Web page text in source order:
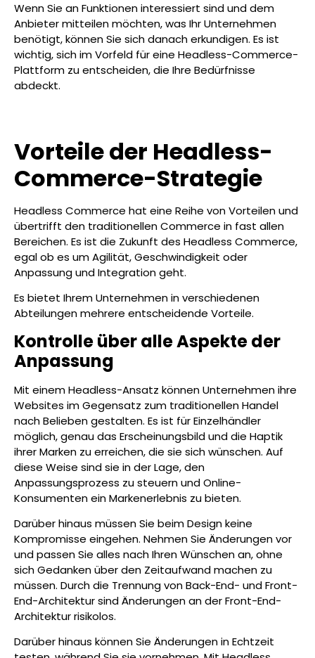
Wenn Sie an Funktionen interessiert sind und dem
Anbieter mitteilen möchten, was Ihr Unternehmen
benötigt, können Sie sich danach erkundigen. Es ist
wichtig, sich im Vorfeld für eine Headless-Commerce-
Plattform zu entscheiden, die Ihre Bedürfnisse
abdeckt.
Vorteile der Headless-
Commerce-Strategie
Headless Commerce hat eine Reihe von Vorteilen und
übertrifft den traditionellen Commerce in fast allen
Bereichen. Es ist die Zukunft des Headless Commerce,
egal ob es um Agilität, Geschwindigkeit oder
Anpassung und Integration geht.
Es bietet Ihrem Unternehmen in verschiedenen
Abteilungen mehrere entscheidende Vorteile.
Kontrolle über alle Aspekte der
Anpassung
Mit einem Headless-Ansatz können Unternehmen ihre
Websites im Gegensatz zum traditionellen Handel
nach Belieben gestalten. Es ist für Einzelhändler
möglich, genau das Erscheinungsbild und die Haptik
ihrer Marken zu erreichen, die sie sich wünschen. Auf
diese Weise sind sie in der Lage, den
Anpassungsprozess zu steuern und Online-
Konsumenten ein Markenerlebnis zu bieten.
Darüber hinaus müssen Sie beim Design keine
Kompromisse eingehen. Nehmen Sie Änderungen vor
und passen Sie alles nach Ihren Wünschen an, ohne
sich Gedanken über den Zeitaufwand machen zu
müssen. Durch die Trennung von Back-End- und Front-
End-Architektur sind Änderungen an der Front-End-
Architektur risikolos.
Darüber hinaus können Sie Änderungen in Echtzeit